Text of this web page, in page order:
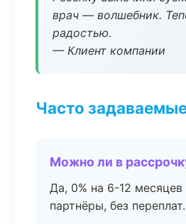
врач — волшебник.
радостью.
— Клиент компании
Часто
Можно ли в
Да, 0% на 6-12 месяцев
партнёры, без переплат.